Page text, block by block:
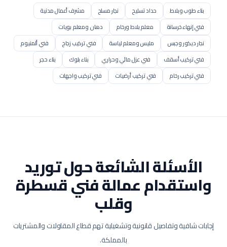
بناء طوب وبلاط حداد تسليح نجار مسلح
مشرف أعمال مدنية
فني إنهاء خرسانة
معلم بلاط ورخام
دهان ومعلم بويات
نجار ديكور وجبس
مليس ومعلم لياسة فني تركيب زجاج
فني ألمنيوم
فني تركيب أسقف
فني عزل مائي وحراري بناء بلوك
بناء حجر
فني تركيب رخام
فني تركيب أرضيات
فني تركيب واجهات
فني شبكات ري
عامل عادي مساعد إنشائي
فني عزل مباني
مساعد مساح مساح أراضي
مراقب موقع مدني
مراقب تشطيبات
فني تركيب إنترلوك
فني تركيب كلادينج
فني قواطع وجدران مستعارة
فني أرضيات إيبوكسي
مراقب أعمال نجارة
نجار ديكور موبيليا
نجار تشطيبات داخلية
الأسئلة الشائعة حول توريد
واستقدام عمالةفني قسطرة
وقلب
إجابات شافية وتفاصيل قانونية وتشغيلية تهم قطاع المقاولات والمشتريات
بالمملكة.